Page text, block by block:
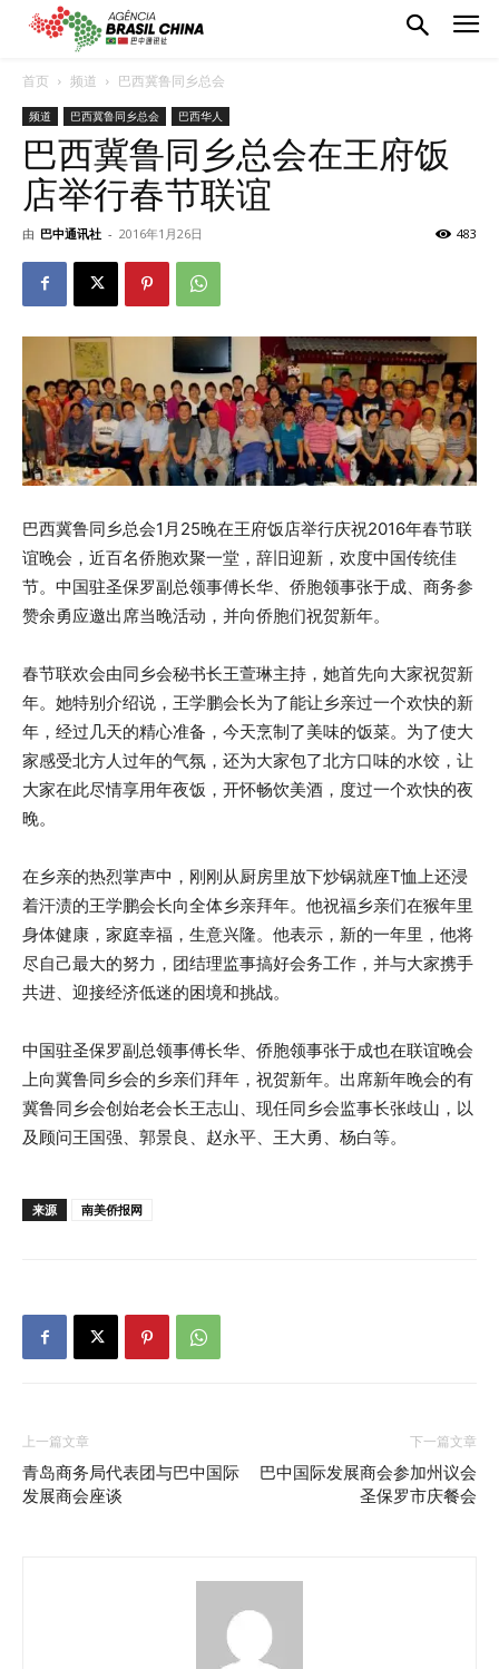
首页 频道 巴西冀鲁同乡总会
频道 巴西冀鲁同乡总会 巴西华人
巴西冀鲁同乡总会在王府饭
店举行春节联谊
由 巴中通讯社 - 2016年1月26日 483
巴西冀鲁同乡总会1月25晚在王府饭店举行庆祝2016年春节联
谊晚会，近百名侨胞欢聚一堂，辞旧迎新，欢度中国传统佳
节。中国驻圣保罗副总领事傅长华、侨胞领事张于成、商务参
赞余勇应邀出席当晚活动，并向侨胞们祝贺新年。
春节联欢会由同乡会秘书长王萱琳主持，她首先向大家祝贺新
年。她特别介绍说，王学鹏会长为了能让乡亲过一个欢快的新
年，经过几天的精心准备，今天烹制了美味的饭菜。为了使大
家感受北方人过年的气氛，还为大家包了北方口味的水饺，让
大家在此尽情享用年夜饭，开怀畅饮美酒，度过一个欢快的夜
晚。
在乡亲的热烈掌声中，刚刚从厨房里放下炒锅就座T恤上还浸
着汗渍的王学鹏会长向全体乡亲拜年。他祝福乡亲们在猴年里
身体健康，家庭幸福，生意兴隆。他表示，新的一年里，他将
尽自己最大的努力，团结理监事搞好会务工作，并与大家携手
共进、迎接经济低迷的困境和挑战。
中国驻圣保罗副总领事傅长华、侨胞领事张于成也在联谊晚会
上向冀鲁同乡会的乡亲们拜年，祝贺新年。出席新年晚会的有
冀鲁同乡会创始老会长王志山、现任同乡会监事长张歧山，以
及顾问王国强、郭景良、赵永平、王大勇、杨白等。
来源 南美侨报网
上一篇文章
青岛商务局代表团与巴中国际
发展商会座谈
下一篇文章
巴中国际发展商会参加州议会
圣保罗市庆餐会